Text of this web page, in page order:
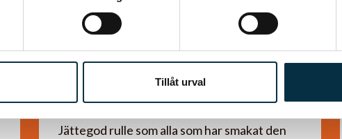
Tillåt urval
Chokladrulle
Jättegod rulle som alla som har smakat den